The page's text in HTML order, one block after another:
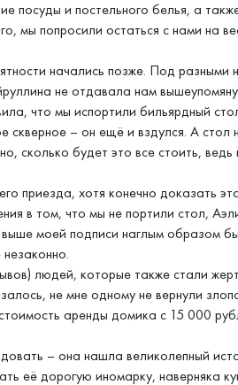
посуды и постельного белья, а
мы попросили остаться с нами на
начались позже. Под разными
не отдавала нам
что мы испортили бильярдный
скверное – он ещё и вздулся. А стол
будет это все стоить, ведь
приезда, хотя конечно доказать
в том, что мы не портили стол,
моей подписи наглым образом
людей, которые также стали
не мне одному не вернули
аренды домика с 15 000
– она нашла великолепный
её дорогую иномарку, наверняка